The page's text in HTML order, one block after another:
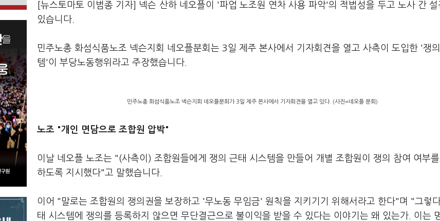
[뉴스토마토 이범종 기자] 넥슨 산하 네오플이 '파업 노조원 연차 사용 파악'의 적법성을 두고 노사 간 설
있습니다.
민주노총 화섬식품노조 넥슨지회 네오플분회는 3일 제주 본사에서 기자회견을 열고 사측이 도입한 '쟁
템'이 부당노동행위라고 주장했습니다.
민주노총 화섬식품노조 넥슨지회 네오플분회가 3일 제주 본사에서 기자회견을 열고 있다. (사진=네오플 분회)
노조 "개인 면담으로 조합원 압박"
이날 네오플 노조는 "(사측이) 조합원들에게 쟁의 근태 시스템을 만들어 개별 조합원이 쟁의 참여 여부
하도록 지시했다"고 말했습니다.
이어 "말로는 조합원의 쟁의권을 보장하고 '무노동 무임금' 원칙을 지키기기 위해서라고 한다"며 "그렇
태 시스템에 쟁의를 등록하지 않으면 무단결근으로 불이익을 받을 수 있다는 이야기는 왜 있는가. 이는